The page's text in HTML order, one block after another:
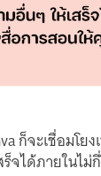
จะเชื่อมโยง
ได้ภายในไ